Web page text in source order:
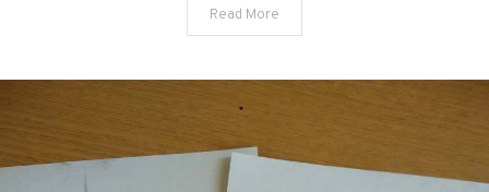
Read More